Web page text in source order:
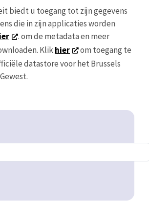
biedt u toegang tot zijn gegevens
die in zijn applicaties worden
. om de metadata en meer
Klikhier
om toegang te
datastore voor het Brussels